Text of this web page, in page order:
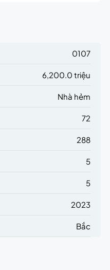
0107
6,200.0 triệu
Nhà hẻm
72
288
5
5
2023
Bắc